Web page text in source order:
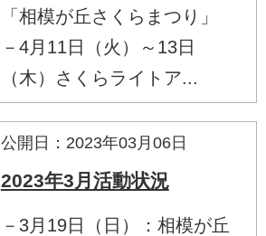
「相模が丘さくらまつり」
－4月11日（火）～13日
（木）さくらライトア...
公開日：2023年03月06日
2023年3月活動状況
－3月19日（日）：相模が丘